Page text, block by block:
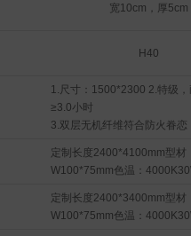
宽10cm，厚5cm
H40
1.尺寸：1500*2300 2.特级
≥3.0小时
3.双层无机纤维符合防火眷恋
4.导轨材质：1.5mm厚
包厢护层：8mm厚SUS304
5.两侧均设置控制开关，控制
1.2mm厚SUS不锈钢，防护
定制长度2400*4100mm型材
W100*75mm色温：
定制长度2400*3400mm型材
W100*75mm色温：